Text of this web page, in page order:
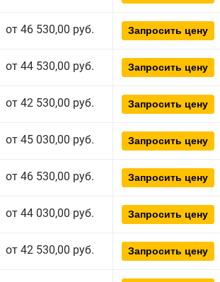
от 46 530,00 руб. Запросить цену
от 44 530,00 руб. Запросить цену
от 42 530,00 руб. Запросить цену
от 45 030,00 руб. Запросить цену
от 46 530,00 руб. Запросить цену
от 44 030,00 руб. Запросить цену
от 42 530,00 руб. Запросить цену